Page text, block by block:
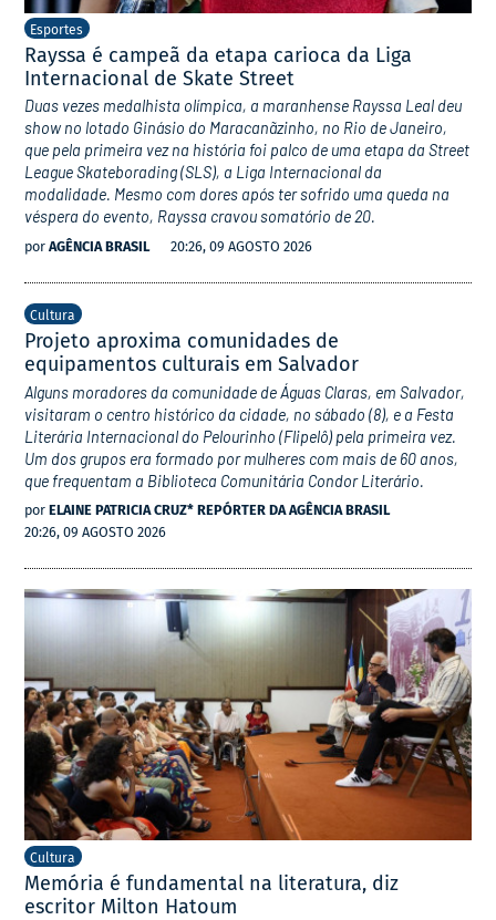
Esportes
Rayssa é campeã da etapa carioca da Liga
Internacional de Skate Street
Duas vezes medalhista olímpica, a maranhense Rayssa Leal deu
show no lotado Ginásio do Maracanãzinho, no Rio de Janeiro,
que pela primeira vez na história foi palco de uma etapa da Street
League Skateborading (SLS), a Liga Internacional da
modalidade. Mesmo com dores após ter sofrido uma queda na
véspera do evento, Rayssa cravou somatório de 20.
por AGÊNCIA BRASIL 20:26, 09 AGOSTO 2026
Cultura
Projeto aproxima comunidades de
equipamentos culturais em Salvador
Alguns moradores da comunidade de Águas Claras, em Salvador,
visitaram o centro histórico da cidade, no sábado (8), e a Festa
Literária Internacional do Pelourinho (Flipelô) pela primeira vez.
Um dos grupos era formado por mulheres com mais de 60 anos,
que frequentam a Biblioteca Comunitária Condor Literário.
por ELAINE PATRICIA CRUZ* REPÓRTER DA AGÊNCIA BRASIL
20:26, 09 AGOSTO 2026
Cultura
Memória é fundamental na literatura, diz
escritor Milton Hatoum